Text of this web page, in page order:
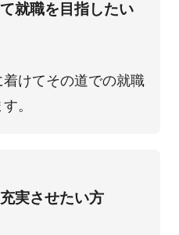
就職を⽬指したい
けてその道での就職
。
実させたい⽅